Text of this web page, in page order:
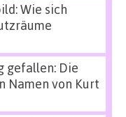
Wie sich
gefallen: Die
Namen von Kurt